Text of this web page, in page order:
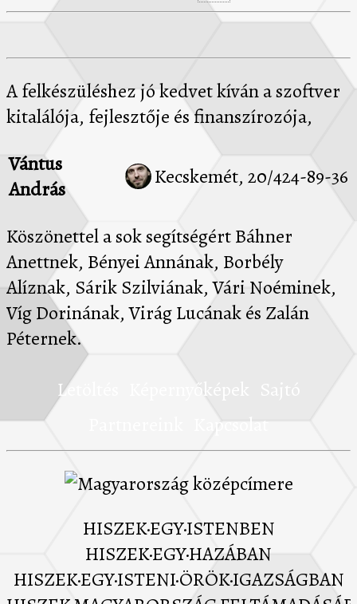
A felkészüléshez jó kedvet kíván a szoftver
kitalálója, fejlesztője és finanszírozója,
Vántus
András
Kecskemét, 20/424-89-36
Köszönettel a sok segítségért Báhner
Anettnek, Bényei Annának, Borbély
Alíznak, Sárik Szilviának, Vári Noéminek,
Víg Dorinának, Virág Lucának és Zalán
Péternek.
Letöltés
Képernyőképek
Kapcsolat
HISZEK·EGY·ISTENBEN
HISZEK·EGY·HAZÁBAN
HISZEK·EGY·ISTENI·ÖRÖK·IGAZSÁGBAN